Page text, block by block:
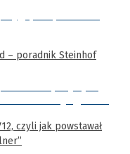
– poradnik Steinhof
czyli jak powstawał